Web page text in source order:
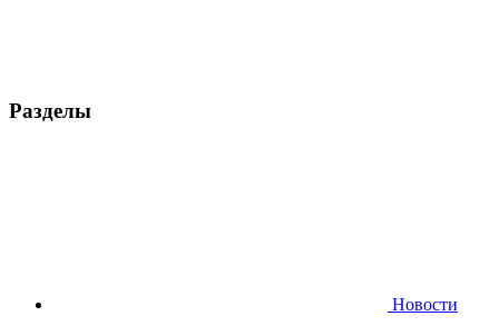
Разделы
Новости